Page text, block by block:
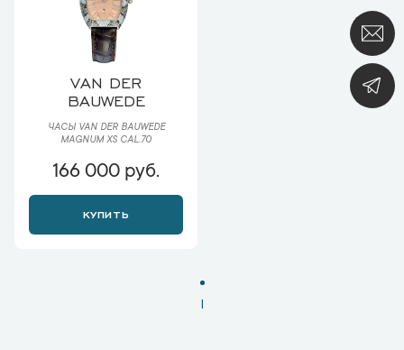
VAN DER
BAUWEDE
ЧАСЫ VAN DER BAUWEDE
MAGNUM XS CAL.70
166 000 руб.
КУПИТЬ
1